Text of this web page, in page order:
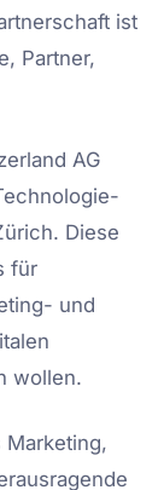
ist
Partner,
AG
Diese
für
und
wollen.
Marketing,